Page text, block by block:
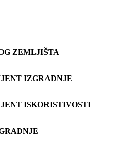
ZEMLJIŠTA
IZGRADNJE
ISKORISTIVOSTI